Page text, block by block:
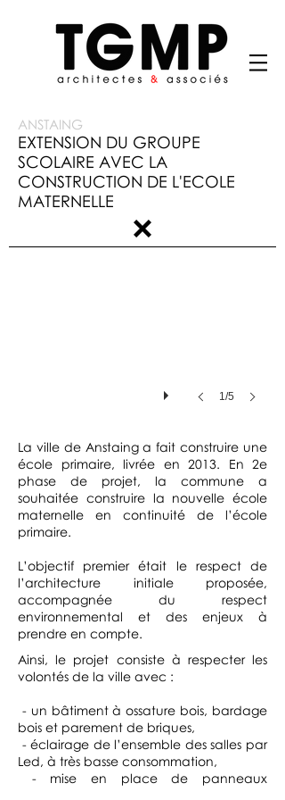
ANSTAING
EXTENSION DU GROUPE
SCOLAIRE AVEC LA
CONSTRUCTION DE L'ECOLE
MATERNELLE
1/5
La ville de Anstaing a fait construire une
école primaire, livrée en 2013. En 2e
phase de projet, la commune a
souhaitée construire la nouvelle école
maternelle en continuité de l’école
primaire.
L’objectif premier était le respect de
l’architecture initiale proposée,
accompagnée du respect
environnemental et des enjeux à
prendre en compte.
Ainsi, le projet consiste à respecter les
volontés de la ville avec :
- un bâtiment à ossature bois, bardage
bois et parement de briques,
- éclairage de l’ensemble des salles par
Led, à très basse consommation,
- mise en place de panneaux